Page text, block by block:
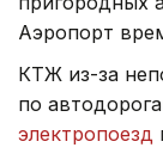
Аэропорт
КТЖ из-за
по
электропоезд